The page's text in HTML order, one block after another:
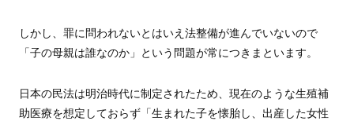
しかし、罪に問われないとはいえ法整備が進んでいないので
「子の母親は誰なのか」という問題が常につきまといます。
日本の民法は明治時代に制定されたため、現在のような生殖補
助医療を想定しておらず「生まれた子を懐胎し、出産した女性